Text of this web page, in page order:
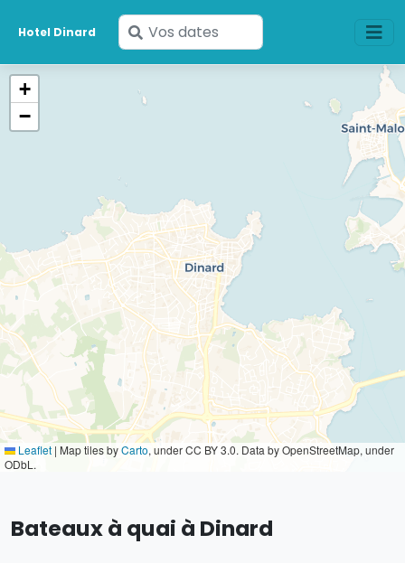
Hotel Dinard
Saisissez
vos
+
−
Leaflet | Map tiles byCarto, under CC BY 3.0. Data by OpenStreetMap, under
ODbL.
Bateaux à quai à Dinard